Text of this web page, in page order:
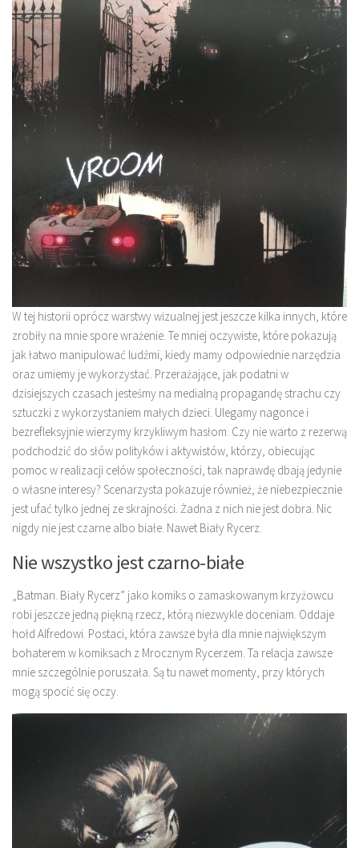
W tej historii oprócz warstwy wizualnej jest jeszcze kilka innych, które
zrobiły na mnie spore wrażenie. Te mniej oczywiste, które pokazują
jak łatwo manipulować ludźmi, kiedy mamy odpowiednie narzędzia
oraz umiemy je wykorzystać. Przerażające, jak podatni w
dzisiejszych czasach jesteśmy na medialną propagandę strachu czy
sztuczki z wykorzystaniem małych dzieci. Ulegamy nagonce i
bezrefleksyjnie wierzymy krzykliwym hasłom. Czy nie warto z rezerwą
podchodzić do słów polityków i aktywistów, którzy, obiecując
pomoc w realizacji celów społeczności, tak naprawdę dbają jedynie
o własne interesy? Scenarzysta pokazuje również, że niebezpiecznie
jest ufać tylko jednej ze skrajności. Żadna z nich nie jest dobra. Nic
nigdy nie jest czarne albo białe. Nawet Biały Rycerz.
Nie wszystko jest czarno-białe
„Batman. Biały Rycerz” jako komiks o zamaskowanym krzyżowcu
robi jeszcze jedną piękną rzecz, którą niezwykle doceniam. Oddaje
hołd Alfredowi. Postaci, która zawsze była dla mnie największym
bohaterem w komiksach z Mrocznym Rycerzem. Ta relacja zawsze
mnie szczególnie poruszała. Są tu nawet momenty, przy których
mogą spocić się oczy.